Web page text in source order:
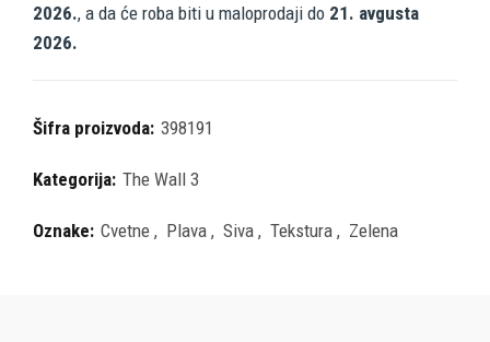
2026., a da će roba biti u maloprodaji do 21. avgusta
2026.
Šifra proizvoda: 398191
Kategorija: The Wall 3
Oznake: Cvetne , Plava , Siva , Tekstura , Zelena